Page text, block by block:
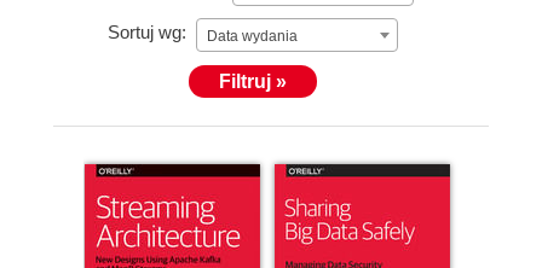
Sortuj wg: Data wydania
Filtruj »